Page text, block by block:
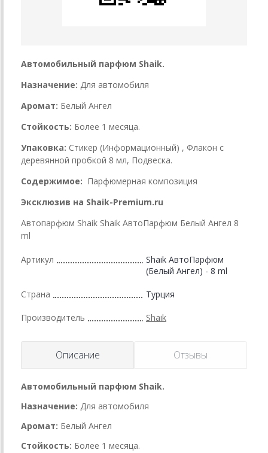
Автомобильный парфюм Shaik.
Назначение: Для автомобиля
Аромат: Белый Ангел
Стойкость: Более 1 месяца.
Упаковка: Стикер (Информационный) , Флакон с
деревянной пробкой 8 мл, Подвеска.
Содержимое: Парфюмерная композиция
Эксклюзив на Shaik-Premium.ru
Автопарфюм Shaik Shaik АвтоПарфюм Белый Ангел 8
ml
Артикул
Shaik АвтоПарфюм
(Белый Ангел) - 8 ml
Страна Турция
Производитель Shaik
Описание Отзывы
Автомобильный парфюм Shaik.
Назначение: Для автомобиля
Аромат: Белый Ангел
Стойкость: Более 1 месяца.